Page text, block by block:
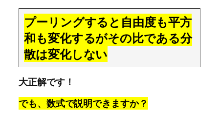
プーリングすると自由度も平方
和も変化するがその比である分
散は変化しない
大正解です！
でも、数式で説明できますか？